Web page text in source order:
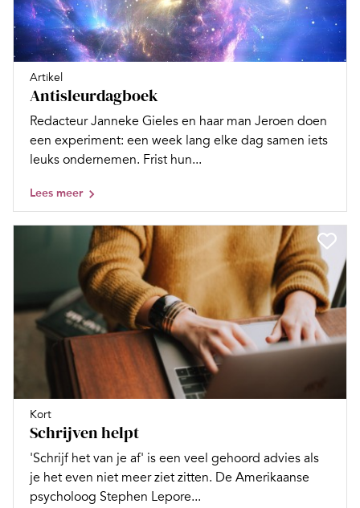
Artikel
Antisleurdagboek
Redacteur Janneke Gieles en haar man Jeroen doen
een experiment: een week lang elke dag samen iets
leuks ondernemen. Frist hun...
Lees meer
Kort
Schrijven helpt
'Schrijf het van je af' is een veel gehoord advies als
je het even niet meer ziet zitten. De Amerikaanse
psycholoog Stephen Lepore...